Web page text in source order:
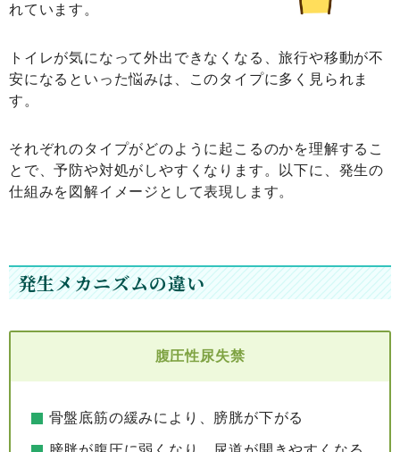
れています。
トイレが気になって外出できなくなる、旅行や移動が不
安になるといった悩みは、このタイプに多く見られま
す。
それぞれのタイプがどのように起こるのかを理解するこ
とで、予防や対処がしやすくなります。以下に、発生の
仕組みを図解イメージとして表現します。
発生メカニズムの違い
腹圧性尿失禁
骨盤底筋の緩みにより、膀胱が下がる